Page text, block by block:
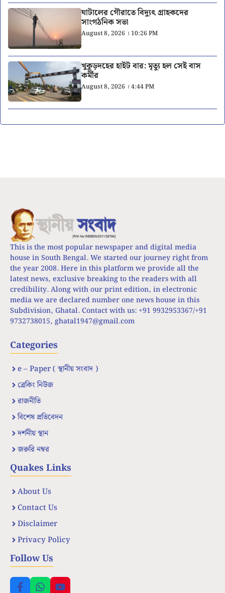
ঘাটালের গৌরাতে বিদ্যুৎ গ্রাহকদের
সাংগঠনিক সভা
August 8, 2026 । 10:26 PM
খুকুড়দহের হাইট বার: মৃত্যু হল সেই বাস
কর্মীর
August 8, 2026 । 4:44 PM
This is the most popular newspaper and digital media
house in South Bengal. We started our journey right from
the year 2008. Here in this platform we provide all the
latest news, exclusive breaking to the readers with all
credibility. Along with our print edition, in electronic
media we are declared number one news house in this
Subdivision, Ghatal. Contact with us: +91 9932953367/+91
9732738015, ghatal1947@gmail.com
Categories
e – Paper ( স্থানীয় সংবাদ )
ব্রেকিং নিউজ
রাজনীতি
বিশেষ প্রতিবেদন
দর্শনীয় স্থান
জরুরি নম্বর
Quakes Links
About Us
Contact Us
Disclaimer
Privacy Policy
Follow Us